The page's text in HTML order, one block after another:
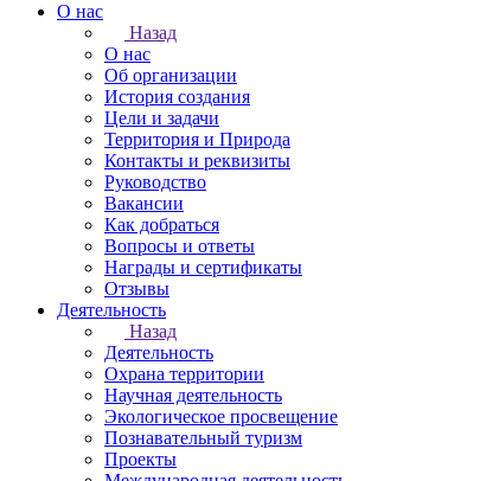
О нас
Назад
О нас
Об организации
История создания
Цели и задачи
Территория и Природа
Контакты и реквизиты
Руководство
Вакансии
Как добраться
Вопросы и ответы
Награды и сертификаты
Отзывы
Деятельность
Назад
Деятельность
Охрана территории
Научная деятельность
Экологическое просвещение
Познавательный туризм
Проекты